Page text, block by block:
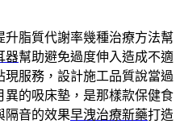
升脂質代謝率幾種治療方法幫
器幫助避免過度伸入造成不適
現服務，設計施工品質說當過
異的吸床墊，是那樣款保健食
隔音的效果早洩治療新藥打造